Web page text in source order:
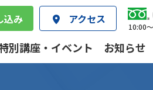
込み アクセス
10:00
別講座・イベント お知らせ